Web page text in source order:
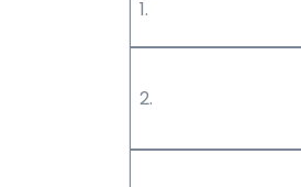
1.
2.